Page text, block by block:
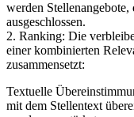
werden
ausgeschlossen.
2. Ranking: Die
einer kombinierten
zusammensetzt:
Textuelle
mit dem Stellentext